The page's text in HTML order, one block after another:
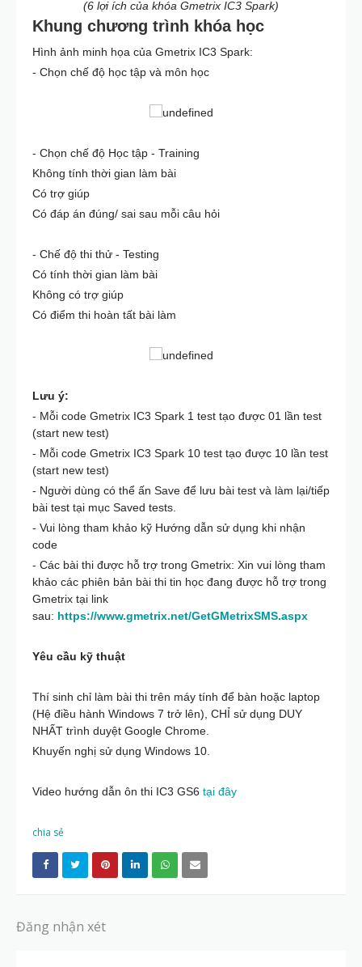
(6 lợi ích của khóa Gmetrix IC3 Spark)
Khung chương trình khóa học
Hình ảnh minh họa của Gmetrix IC3 Spark:
- Chọn chế độ học tập và môn học
- Chọn chế độ Học tập - Training
Không tính thời gian làm bài
Có trợ giúp
Có đáp án đúng/ sai sau mỗi câu hỏi
- Chế độ thi thử - Testing
Có tính thời gian làm bài
Không có trợ giúp
Có điểm thi hoàn tất bài làm
Lưu ý:
- Mỗi code Gmetrix IC3 Spark 1 test tạo được 01 lần test
(start new test)
- Mỗi code Gmetrix IC3 Spark 10 test tạo được 10 lần test
(start new test)
- Người dùng có thể ấn Save để lưu bài test và làm lại/tiếp
bài test tại mục Saved tests.
- Vui lòng tham khảo kỹ Hướng dẫn sử dụng khi nhận
code
- Các bài thi được hỗ trợ trong Gmetrix: Xin vui lòng tham
khảo các phiên bản bài thi tin học đang được hỗ trợ trong
Gmetrix tại link
sau: https://www.gmetrix.net/GetGMetrixSMS.aspx
Yêu cầu kỹ thuật
Thí sinh chỉ làm bài thi trên máy tính để bàn hoặc laptop
(Hệ điều hành Windows 7 trở lên), CHỈ sử dụng DUY
NHẤT trình duyệt Google Chrome.
Khuyến nghị sử dụng Windows 10.
Video hướng dẫn ôn thi IC3 GS6 tại đây
chia sẻ
Đăng nhận xét